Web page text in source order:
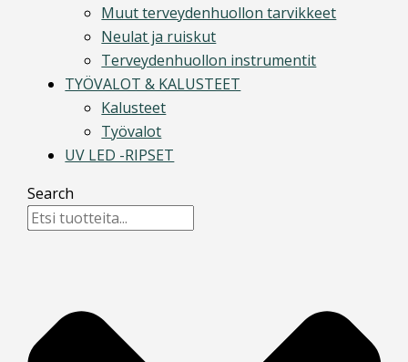
Muut terveydenhuollon tarvikkeet
Neulat ja ruiskut
Terveydenhuollon instrumentit
TYÖVALOT & KALUSTEET
Kalusteet
Työvalot
UV LED -RIPSET
Search